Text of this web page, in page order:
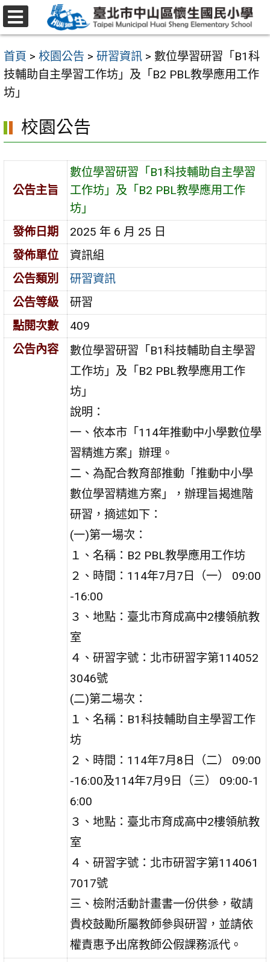
跳
至
要
內
容
首頁 > 校園公告 > 研習資訊 > 數位學習研習「B1科
技輔助自主學習工作坊」及「B2 PBL教學應用工作
坊」
校園公告
公告主旨
數位學習研習「B1科技輔助自主學習
工作坊」及「B2 PBL教學應用工作
坊」
發佈日期
2025 年 6 月 25 日
發佈單位
資訊組
公告類別
研習資訊
公告等級
研習
點閱次數
409
公告內容
數位學習研習「B1科技輔助自主學習
工作坊」及「B2 PBL教學應用工作
坊」
說明：
一、依本市「114年推動中小學數位學
習精進方案」辦理。
二、為配合教育部推動「推動中小學
數位學習精進方案」，辦理旨揭進階
研習，摘述如下：
(一)第一場次：
１、名稱：B2 PBL教學應用工作坊
２、時間：114年7月7日（一） 09:00
-16:00
３、地點：臺北市育成高中2樓領航教
室
４、研習字號：北市研習字第114052
3046號
(二)第二場次：
１、名稱：B1科技輔助自主學習工作
坊
２、時間：114年7月8日（二） 09:00
-16:00及114年7月9日（三） 09:00-1
6:00
３、地點：臺北市育成高中2樓領航教
室
４、研習字號：北市研習字第114061
7017號
三、檢附活動計畫書一份供參，敬請
貴校鼓勵所屬教師參與研習，並請依
權責惠予出席教師公假課務派代。
選
單